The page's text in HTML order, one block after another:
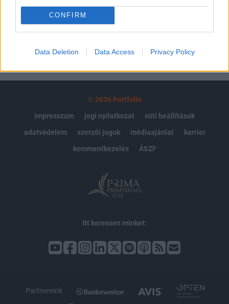
CONFIRM
Data Deletion Data Access Privacy Policy
MÁR ELŐFIZETŐNK VAGY?
© 2026 Portfolio
impresszum
jogi nyilatkozat
süti beállítások
adatvédelem
szerzői jogok médiaajánlat
karrier
kommentkezelés
ÁSZF
Itt keressen minket:
Partnereink